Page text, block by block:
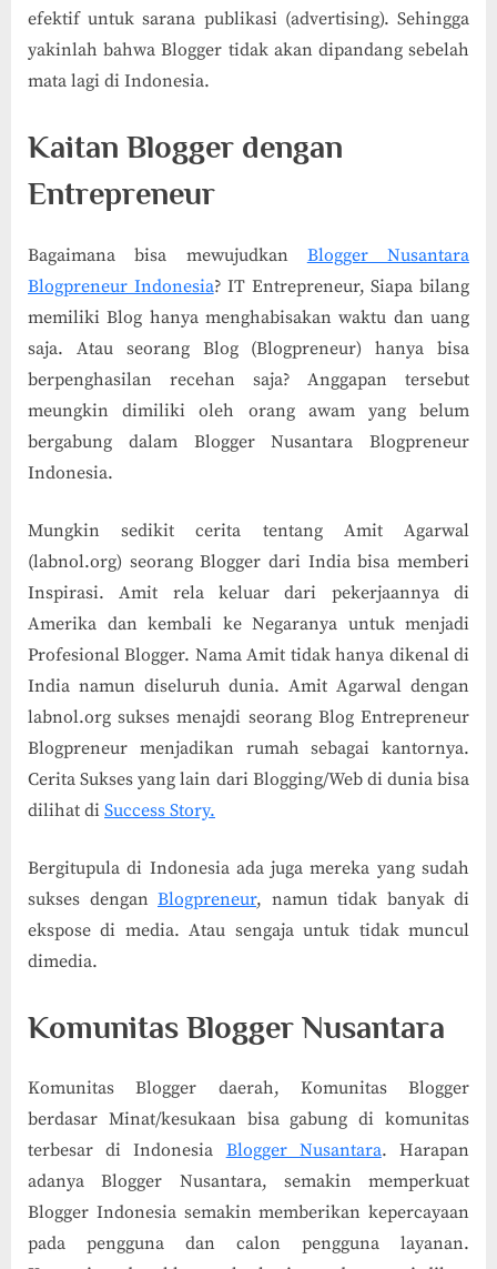
efektif untuk sarana publikasi (advertising). Sehingga
yakinlah bahwa Blogger tidak akan dipandang sebelah
mata lagi di Indonesia.
Kaitan Blogger dengan
Entrepreneur
Bagaimana bisa mewujudkan Blogger Nusantara
Blogpreneur Indonesia? IT Entrepreneur, Siapa bilang
memiliki Blog hanya menghabisakan waktu dan uang
saja. Atau seorang Blog (Blogpreneur) hanya bisa
berpenghasilan recehan saja? Anggapan tersebut
meungkin dimiliki oleh orang awam yang belum
bergabung dalam Blogger Nusantara Blogpreneur
Indonesia.
Mungkin sedikit cerita tentang Amit Agarwal
(labnol.org) seorang Blogger dari India bisa memberi
Inspirasi. Amit rela keluar dari pekerjaannya di
Amerika dan kembali ke Negaranya untuk menjadi
Profesional Blogger. Nama Amit tidak hanya dikenal di
India namun diseluruh dunia. Amit Agarwal dengan
labnol.org sukses menajdi seorang Blog Entrepreneur
Blogpreneur menjadikan rumah sebagai kantornya.
Cerita Sukses yang lain dari Blogging/Web di dunia bisa
dilihat di Success Story.
Bergitupula di Indonesia ada juga mereka yang sudah
sukses dengan Blogpreneur, namun tidak banyak di
ekspose di media. Atau sengaja untuk tidak muncul
dimedia.
Komunitas Blogger Nusantara
Komunitas Blogger daerah, Komunitas Blogger
berdasar Minat/kesukaan bisa gabung di komunitas
terbesar di Indonesia Blogger Nusantara. Harapan
adanya Blogger Nusantara, semakin memperkuat
Blogger Indonesia semakin memberikan kepercayaan
pada pengguna dan calon pengguna layanan.